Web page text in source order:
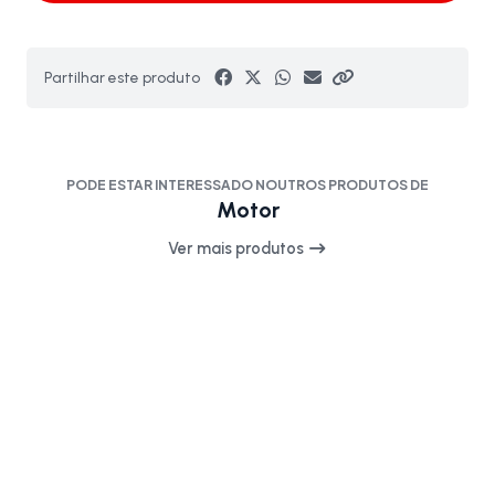
Partilhar este produto
PODE ESTAR INTERESSADO NOUTROS PRODUTOS DE
Motor
Ver mais produtos